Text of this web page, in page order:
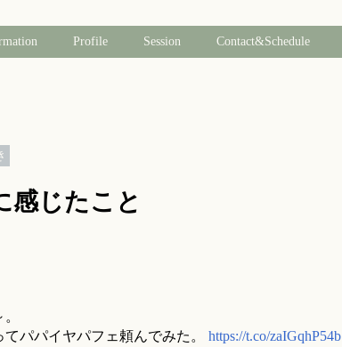
Profile Session Contact&Schedule
感じたこと
パパイヤパフェ頼んでみた。 https://t.co/zaIGqhP54b